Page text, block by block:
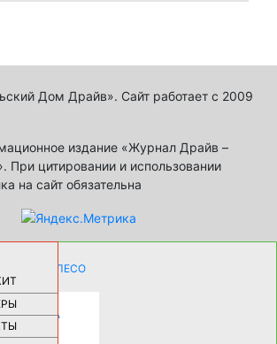
Дом Драйв». Сайт работает с 2009
издание «Журнал Драйв –
При цитировании и использовании
на сайт обязательна
КОЛЕСО
69188
ДЛЯ
3Д И
|28295